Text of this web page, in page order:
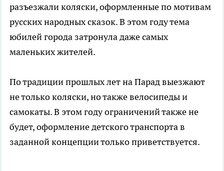
разъезжали коляски, оформленные по мотивам
русских народных сказок. В этом году тема
юбилей города затронула даже самых
маленьких жителей.
По традиции прошлых лет на Парад выезжают
не только коляски, но также велосипеды и
самокаты. В этом году ограничений также не
будет, оформление детского транспорта в
заданной концепции только приветствуется.